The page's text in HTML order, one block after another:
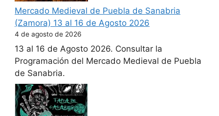
Mercado Medieval de Puebla de Sanabria
(Zamora) 13 al 16 de Agosto 2026
4 de agosto de 2026
13 al 16 de Agosto 2026. Consultar la
Programación del Mercado Medieval de Puebla
de Sanabria.